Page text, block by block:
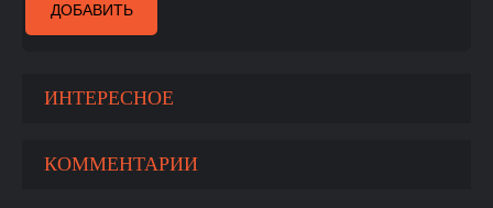
ДОБАВИТЬ
ИНТЕРЕСНОЕ
КОММЕНТАРИИ